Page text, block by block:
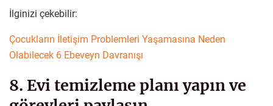
İlginizi çekebilir:
Çocukların İletişim Problemleri Yaşamasına Neden
Olabilecek 6 Ebeveyn Davranışı
8. Evi temizleme planı yapın ve